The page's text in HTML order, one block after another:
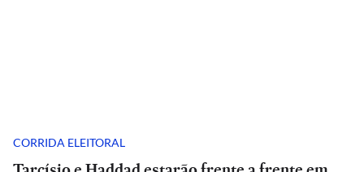
CORRIDA ELEITORAL